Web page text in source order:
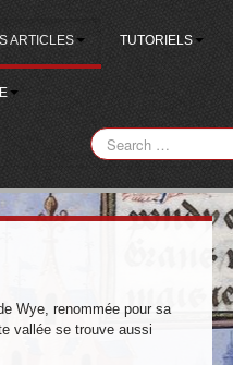
ARTICLES TUTORIELS
Wye, renommée pour sa
vallée se trouve aussi